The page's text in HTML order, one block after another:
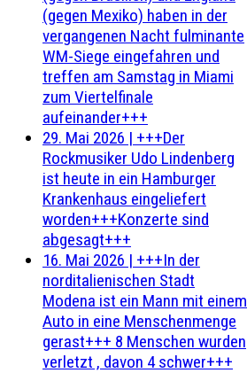
(gegen Mexiko) haben in der
vergangenen Nacht fulminante
WM-Siege eingefahren und
treffen am Samstag in Miami
zum Viertelfinale
aufeinander+++
29. Mai 2026 | +++Der
Rockmusiker Udo Lindenberg
ist heute in ein Hamburger
Krankenhaus eingeliefert
worden+++Konzerte sind
abgesagt+++
16. Mai 2026 | +++In der
norditalienischen Stadt
Modena ist ein Mann mit einem
Auto in eine Menschenmenge
gerast+++ 8 Menschen wurden
verletzt , davon 4 schwer+++